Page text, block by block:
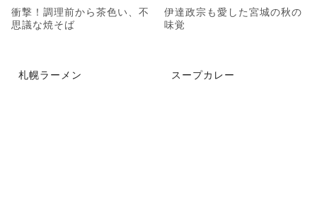
衝撃！調理前から茶色い、不
思議な焼そば
伊達政宗も愛した宮城の秋の
味覚
札幌ラーメン スープカレー